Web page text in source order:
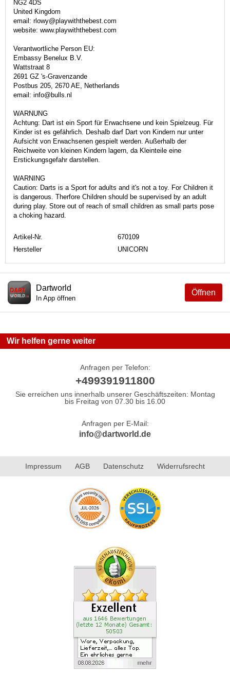
NG2 4DS
United Kingdom
email: rlowy@playwiththebest.com
website: www.playwiththebest.com
Verantwortliche Person EU:
Embassy Benelux B.V.
Wattstraat 8
2691 GZ 's-Gravenzande
Postbus 205, 2670 AE, Netherlands
email: info@bulls.nl
WARNUNG
Achtung: Dart ist ein Sport für Erwachsene und kein Spielzeug. Für
Kinder ist es gefährlich. Deshalb darf Dart von Kindern nur unter
Aufsicht von Erwachsenen gespielt werden. Außerhalb der
Reichweite von kleinen Kindern lagern, da Kleinteile eine
Erstickungsgefahr darstellen.
WARNING
Caution: Darts is a Sport for adults and it's not a toy. For Children it
is dangerous. Therfore Children should be supervised by an adult
during play. Store out of reach of small children as small parts pose
a choking hazard.
Artikel-Nr.
670109
Hersteller
UNICORN
Öffnen
Dartworld
In App öffnen
Wir helfen gerne weiter
Anfragen per Telefon:
+499391911800
Sie erreichen uns innerhalb unserer Geschäftszeiten: Montag
bis Freitag von 07.30 bis 16.00
Anfragen per E-Mail:
info@dartworld.de
Impressum AGB Datenschutz Widerrufsrecht